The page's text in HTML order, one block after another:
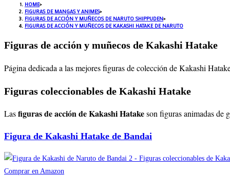
HOME>
FIGURAS DE MANGAS Y ANIMES>
FIGURAS DE ACCIÓN Y MUÑECOS DE NARUTO SHIPPUDEN>
FIGURAS DE ACCIÓN Y MUÑECOS DE KAKASHI HATAKE DE NARUTO
Figuras de acción y muñecos de Kakashi Hatake
Página dedicada a las mejores figuras de colección de Kakashi
Figuras coleccionables de Kakashi Hatake
Lasfiguras de acción de Kakashi Hatakeson figuras animadas de
Figura de Kakashi Hatake de Bandai
Comprar en Amazon